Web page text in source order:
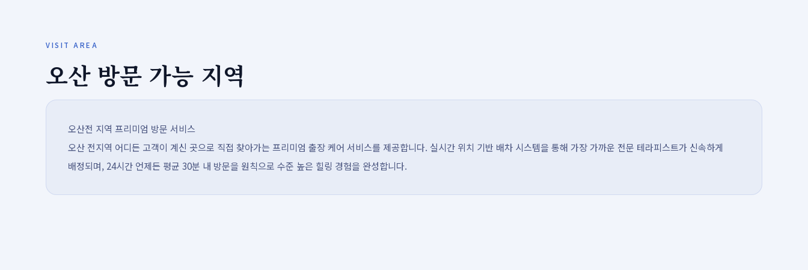
VISIT AREA
오산 방문 가능 지역
오산전 지역 프리미엄 방문 서비스
오산 전지역 어디든 고객이 계신 곳으로 직접 찾아가는 프리미엄 출장 케어 서비스를 제공합니다. 실시간 위치 기반 배차 시스템을 통해 가장 가까운 전문 테라피스트가 신속하게
배정되며, 24시간 언제든 평균 30분 내 방문을 원칙으로 수준 높은 힐링 경험을 완성합니다.